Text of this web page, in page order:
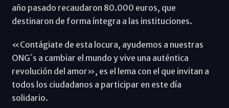
año pasado recaudaron 80.000 euros, que
destinaron de forma íntegra a las instituciones.
«Contágiate de esta locura, ayudemos a nuestras
ONG´s a cambiar el mundo y vive una auténtica
revolución del amor», es el lema con el que invitan a
todos los ciudadanos a participar en este día
solidario.